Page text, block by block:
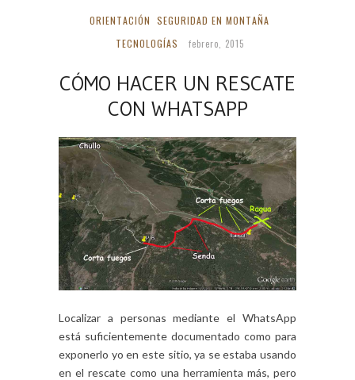
ORIENTACIÓN SEGURIDAD EN MONTAÑA
TECNOLOGÍAS
febrero, 2015
CÓMO HACER UN RESCATE
CON WHATSAPP
Localizar a personas mediante el WhatsApp
está suficientemente documentado como para
exponerlo yo en este sitio, ya se estaba usando
en el rescate como una herramienta más, pero